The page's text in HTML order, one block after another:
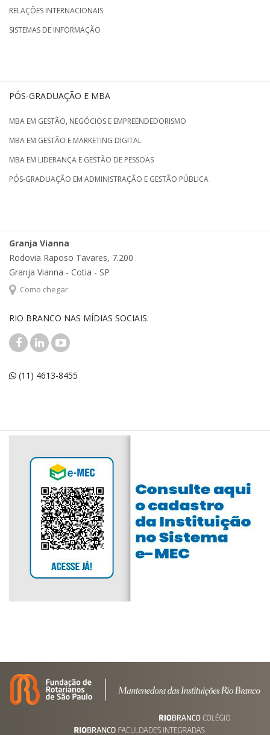
RELAÇÕES INTERNACIONAIS
SISTEMAS DE INFORMAÇÃO
PÓS-GRADUAÇÃO E MBA
MBA EM GESTÃO, NEGÓCIOS E EMPREENDEDORISMO
MBA EM GESTÃO E MARKETING DIGITAL
MBA EM LIDERANÇA E GESTÃO DE PESSOAS
PÓS-GRADUAÇÃO EM ADMINISTRAÇÃO E GESTÃO PÚBLICA
Granja Vianna
Rodovia Raposo Tavares, 7.200
Granja Vianna - Cotia - SP
Como chegar
RIO BRANCO NAS MÍDIAS SOCIAIS:
(11) 4613-8455